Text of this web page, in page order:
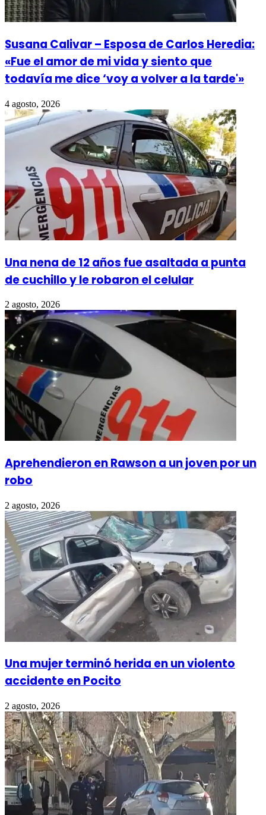
Susana Calivar – Esposa de Carlos Heredia:
«Fue el amor de mi vida y siento que
todavía me dice ‘voy a volver a la tarde'»
4 agosto, 2026
Una nena de 12 años fue asaltada a punta
de cuchillo y le robaron el celular
2 agosto, 2026
Aprehendieron en Rawson a un joven por un
robo
2 agosto, 2026
Una mujer terminó herida en un violento
accidente en Pocito
2 agosto, 2026